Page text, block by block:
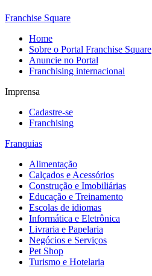
Franchise Square
Home
Sobre o Portal Franchise Square
Anuncie no Portal
Franchising internacional
Imprensa
Cadastre-se
Franchising
Franquias
Alimentação
Calçados e Acessórios
Construção e Imobiliárias
Educação e Treinamento
Escolas de idiomas
Informática e Eletrônica
Livraria e Papelaria
Negócios e Serviços
Pet Shop
Turismo e Hotelaria